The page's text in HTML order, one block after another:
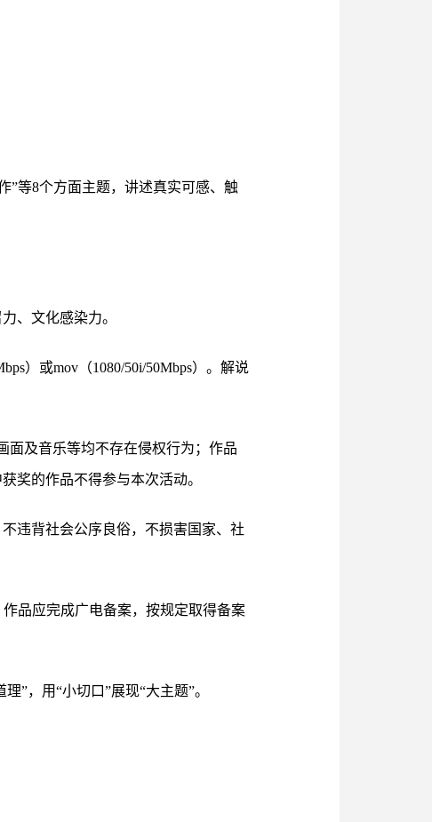
”等8个方面主题，讲述真实可感、触
、文化感染力。
）或mov（1080/50i/50Mbps）。解说
面及音乐等均不存在侵权行为；作品
奖的作品不得参与本次活动。
违背社会公序良俗，不损害国家、社
品应完成广电备案，按规定取得备案
”，用“小切口”展现“大主题”。